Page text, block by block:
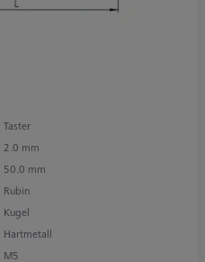
Taster
2.0 mm
50.0 mm
Rubin
Kugel
Hartmetall
M5